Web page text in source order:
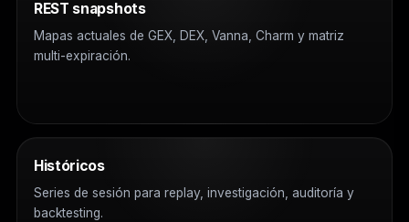
REST snapshots
Mapas actuales de GEX, DEX, Vanna, Charm y matriz
multi-expiración.
Históricos
Series de sesión para replay, investigación, auditoría y
backtesting.